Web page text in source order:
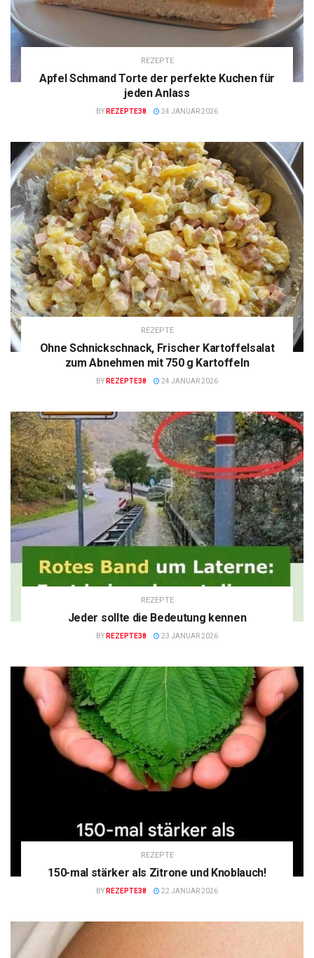
REZEPTE
Apfel Schmand Torte der perfekte Kuchen für
jeden Anlass
BY REZEPTE38 24 JANUAR 2026
REZEPTE
Ohne Schnickschnack, Frischer Kartoffelsalat
zum Abnehmen mit 750 g Kartoffeln
BY REZEPTE38 24 JANUAR 2026
REZEPTE
Jeder sollte die Bedeutung kennen
BY REZEPTE38 23 JANUAR 2026
REZEPTE
150-mal stärker als Zitrone und Knoblauch!
BY REZEPTE38 22 JANUAR 2026